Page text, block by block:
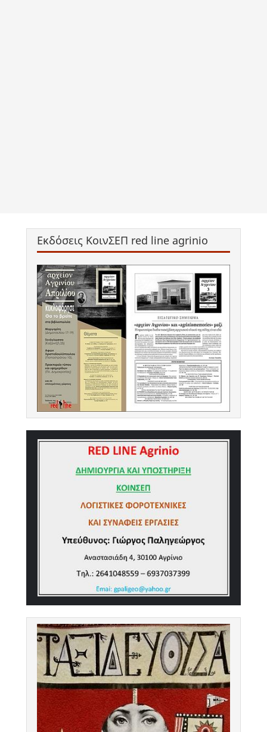
Εκδόσεις ΚοινΣΕΠ red line agrinio